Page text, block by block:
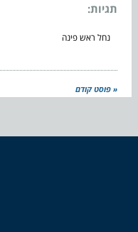
תגיות:
נחל ראש פינה
« פוסט קודם